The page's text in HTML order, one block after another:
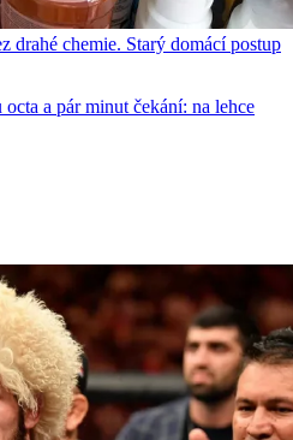
drahé chemie. Starý domácí postup
a pár minut čekání: na lehce